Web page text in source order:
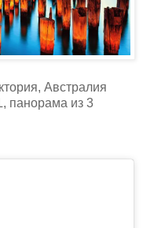
Австралия
панорама из 3